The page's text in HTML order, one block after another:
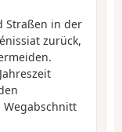
Straßen in der
zurück,